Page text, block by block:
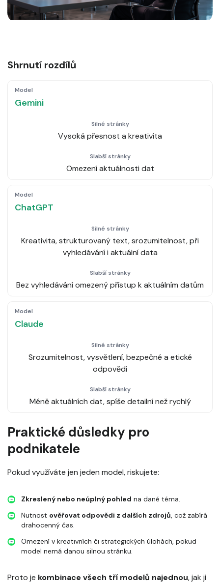
Shrnutí rozdílů
Gemini
Vysoká přesnost a kreativita
Omezení aktuálnosti dat
ChatGPT
Kreativita, strukturovaný text, srozumitelnost, při
vyhledávání i aktuální data
Bez vyhledávání omezený přístup k aktuálním datům
Claude
Srozumitelnost, vysvětlení, bezpečné a etické
odpovědi
Méně aktuálních dat, spíše detailní než rychlý
Praktické důsledky pro
podnikatele
Pokud využíváte jen jeden model, riskujete:
Zkreslený nebo neúplný pohled na dané téma.
Nutnost ověřovat odpovědi z dalších zdrojů, což zabírá
drahocenný čas.
Omezení v kreativních či strategických úlohách, pokud
model nemá danou silnou stránku.
Proto je kombinace všech tří modelů najednou, jak ji